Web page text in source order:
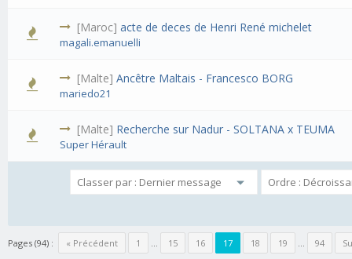
[Maroc]acte de deces de Henri René michelet
magali.emanuelli
[Malte]Ancêtre Maltais - Francesco BORG
mariedo21
[Malte] Recherche sur Nadur - SOLTANA x TEUMA
Super Hérault
Pages (94) : « Précédent 1 … 15 16 17 18 19 … 94